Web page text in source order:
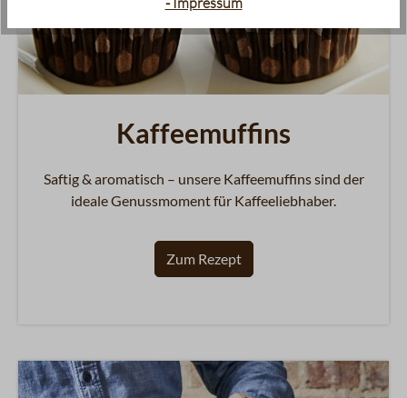
Kaffeemuffins
Saftig & aromatisch – unsere Kaffeemuffins sind der
ideale Genussmoment für Kaffeeliebhaber.
Zum Rezept